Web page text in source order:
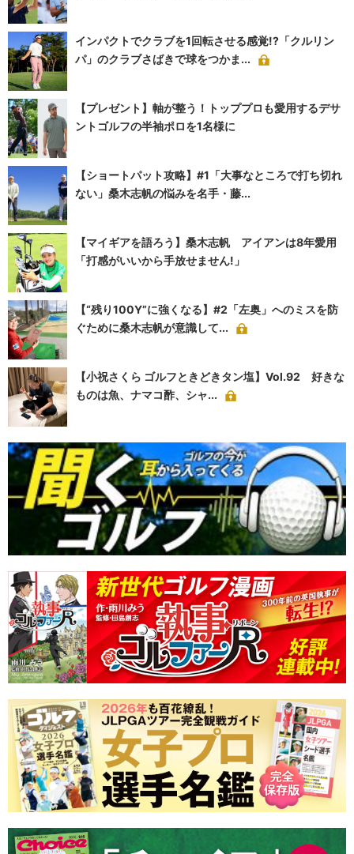
インパクトでクラブを1回転させる感覚!?「クルリン
パ」のクラブさばきで球をつかま...
【プレゼント】軸が整う！トッププロも愛用するデサ
ントゴルフの半袖ポロを1名様に
【ショートパット攻略】#1「大事なところで打ち切れ
ない」桑木志帆の悩みを名手・藤...
【マイギアを語ろう】桑木志帆 アイアンは8年愛用
「打感がいいから手放せません!」
【“残り100Y”に強くなる】#2「左奥」へのミスを防
ぐために桑木志帆が意識して...
【小祝さくら ゴルフときどきタン塩】Vol.92 好きな
ものは魚、ナマコ酢、シャ...